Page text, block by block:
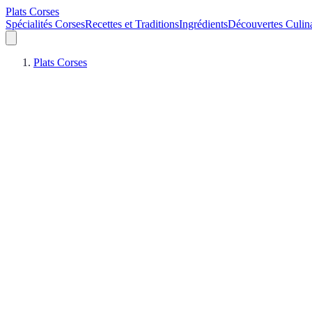
Plats Corses
Spécialités CorsesRecettes et TraditionsIngrédientsDécouvertes
Plats Corses